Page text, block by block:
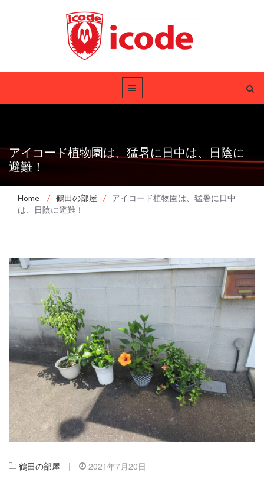
アイコード植物園は、猛暑に日中は、日陰に
避難！
Home / 鶴田の部屋 /
アイコード植物園は、猛暑に日中
は、日陰に避難！
鶴田の部屋 | 2021年7月20日